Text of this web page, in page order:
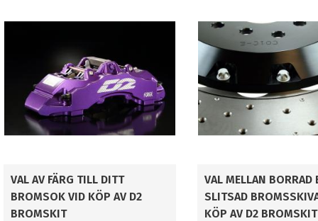
VAL AV FÄRG TILL DITT
BROMSOK VID KÖP AV D2
BROMSKIT
VAL MELLAN BORRAD
SLITSAD
KÖP AV D2 BROMSKIT